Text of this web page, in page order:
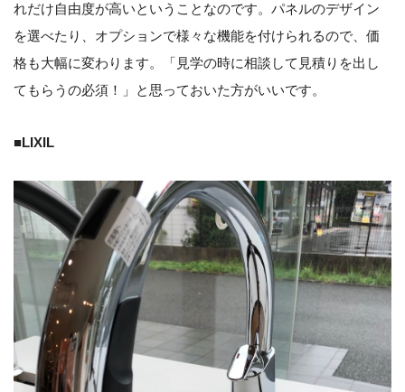
れだけ自由度が高いということなのです。パネルのデザイン
を選べたり、オプションで様々な機能を付けられるので、価
格も大幅に変わります。「見学の時に相談して見積りを出し
てもらうの必須！」と思っておいた方がいいです。
■LIXIL